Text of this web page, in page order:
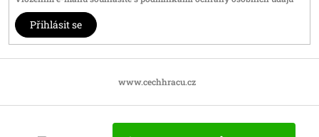
Přihlásit se
www.cechhracu.cz